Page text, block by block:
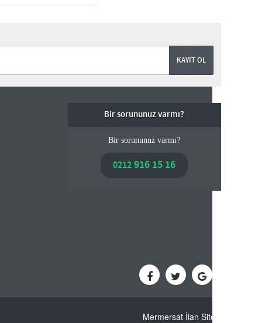
Bir sorununuz varmı?
Bir sorununuz varmı?
0212916 15 16
Mermersat İlan Sitesi